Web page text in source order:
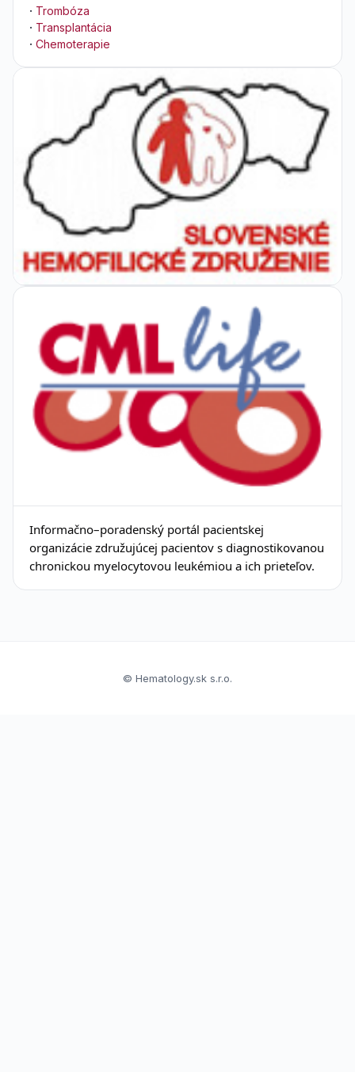
· Trombóza
· Transplantácia
· Chemoterapie
Informačno–poradenský portál pacientskej
organizácie združujúcej pacientov s diagnostikovanou
chronickou myelocytovou leukémiou a ich prieteľov.
© Hematology.sk s.r.o.